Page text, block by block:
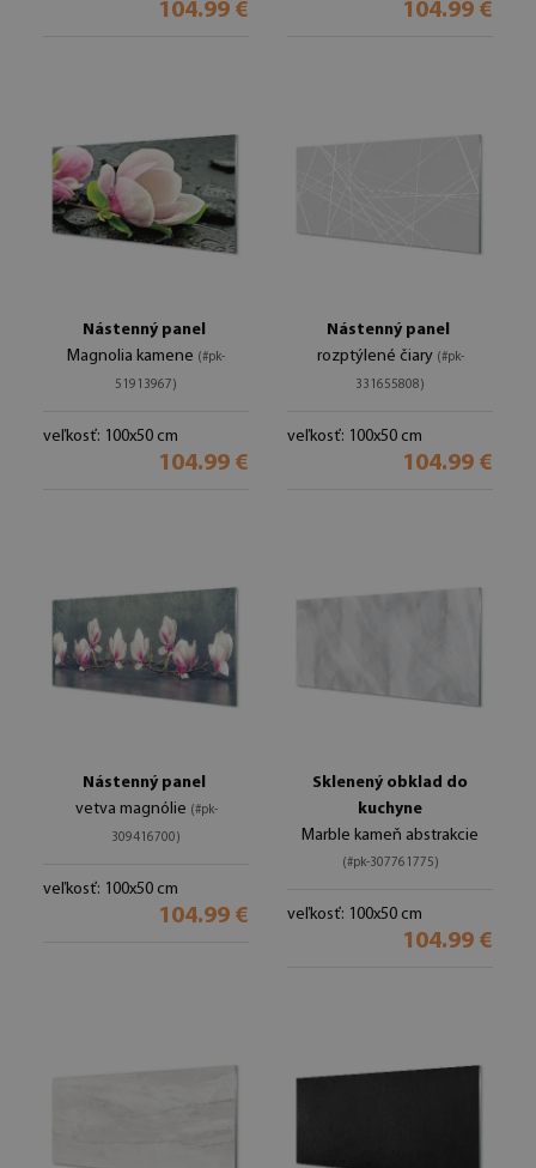
104.99 € 104.99 €
Nástenný panel
Magnolia kamene (#pk-
51913967)
veľkosť: 100x50 cm
104.99 €
Nástenný panel
rozptýlené čiary (#pk-
331655808)
veľkosť: 100x50 cm
104.99 €
Nástenný panel
vetva magnólie (#pk-
309416700)
veľkosť: 100x50 cm
104.99 €
Sklenený obklad do
kuchyne
Marble kameň abstrakcie
(#pk-307761775)
veľkosť: 100x50 cm
104.99 €